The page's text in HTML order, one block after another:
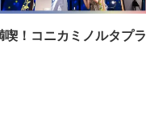
！コニカミノルタプラ